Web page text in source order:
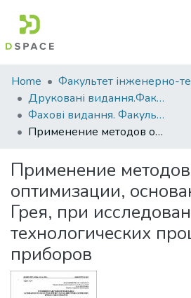
Communities
&
Collections
All of DSpace
Statistics
Home
Друковані видання.Факультет інженерно-технологічний
Фахові видання. Факультет інженерно-технологічний
Применение методов оптимизации, основанных на коде Грея, при исследовании технологических процессов и приборов
Применение методов
оптимизации,
Грея, при
технологических
приборов